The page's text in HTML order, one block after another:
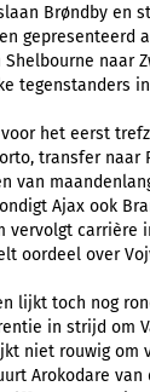
Brøndby en
gepresenteerd
naar
tegenstanders
het eerst
transfer naar
van
Ajax ook
vervolgt carrière
oordeel over
lijkt toch nog
in strijd om
niet rouwig om
Arokodare van